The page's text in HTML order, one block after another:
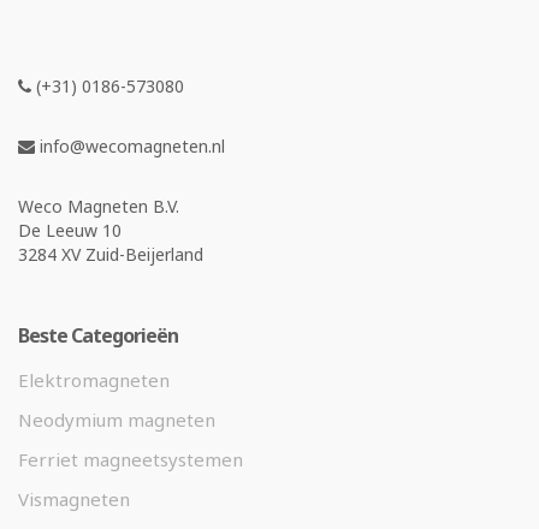
(+31) 0186-573080
info@wecomagneten.nl
Weco Magneten B.V.
De Leeuw 10
3284 XV Zuid-Beijerland
Beste Categorieën
Elektromagneten
Neodymium magneten
Ferriet magneetsystemen
Vismagneten